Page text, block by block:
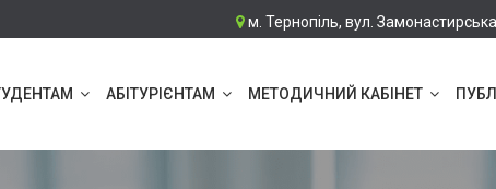
м. Тернопіль, вул.
АБІТУРІЄНТАМ МЕТОДИЧНИЙ КАБІНЕТ